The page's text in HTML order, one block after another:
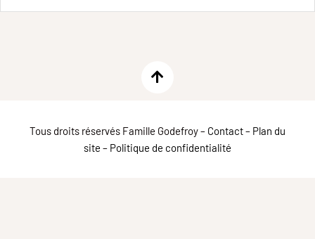
Tous droits réservés Famille Godefroy – Contact– Plan du
site – Politique de confidentialité